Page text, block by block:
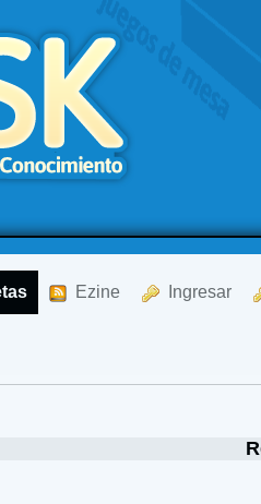
Ezine Ingresar